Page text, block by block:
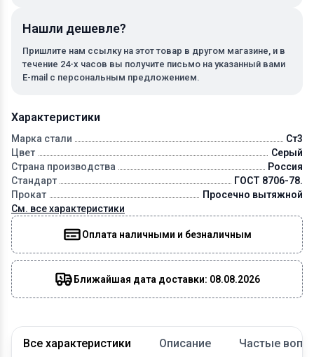
Характеристики
Марка стали
Ст3
Цвет
Серый
Страна производства
Россия
Стандарт
ГОСТ 8706-78.
Прокат
Просечно вытяжной
См. все характеристики
Оплата наличными и безналичным
Ближайшая дата доставки: 08.08.2026
Нашли дешевле?
Пришлите нам ссылку на этот товар в другом магазине, и в
течение 24-х часов вы получите письмо на указанный вами
E-mail с персональным предложением.
Все характеристики Описание Частые